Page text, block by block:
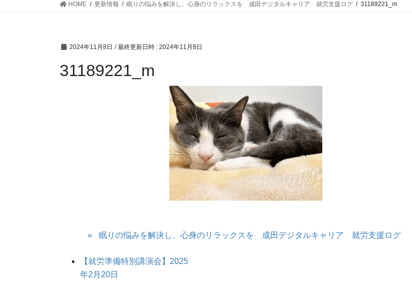
HOME 更新情報 眠りの悩みを解決し、心身のリラックスを 成田デジタルキャリア 就労支援ログ 31189221_m
2024年11月8日 / 最終更新日時 : 2024年11月8日
31189221_m
眠りの悩みを解決し、心身のリラックスを 成田デジタルキャリア 就労支援ログ
【就労準備特別講演会】2025
年2月20日